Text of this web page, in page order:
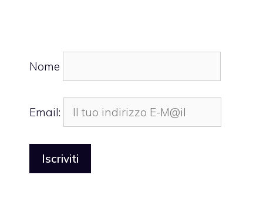
Nome
Email: